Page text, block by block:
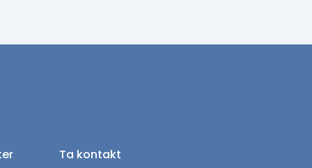
Ta kontakt